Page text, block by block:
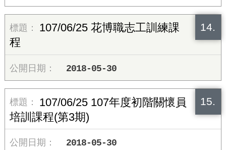
14.
107/06/25 花博職志工訓練課
程
2018-05-30
15.
107/06/25 107年度初階關懷員
培訓課程(第3期)
2018-05-30